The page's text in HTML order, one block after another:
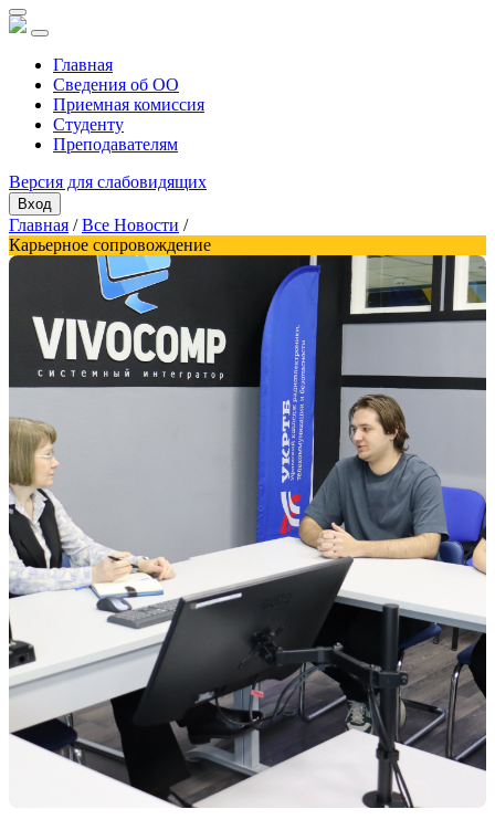
Главная
Сведения об ОО
Приемная комиссия
Студенту
Преподавателям
Версия для слабовидящих
Вход
Главная /Все Новости /
Карьерное сопровождение